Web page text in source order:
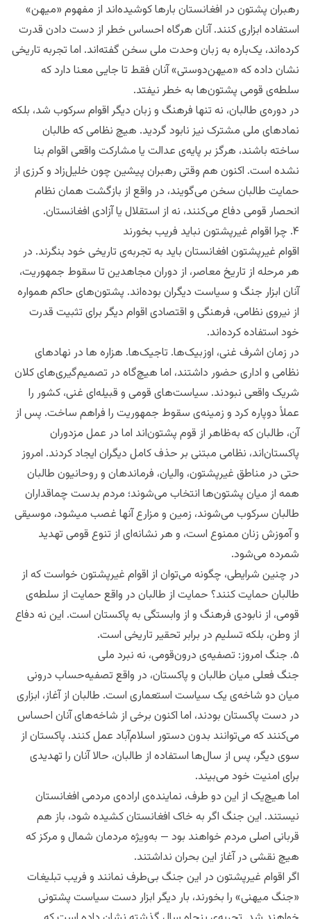
رهبران پشتون در افغانستان بارها کوشیده‌اند از مفهوم «میهن»
استفاده ابزاری کنند. آنان هرگاه احساس خطر از دست دادن قدرت
کرده‌اند، یک‌باره به زبان وحدت ملی سخن گفته‌اند. اما تجربه تاریخی
نشان داده که «میهن‌دوستی» آنان فقط تا جایی معنا دارد که
سلطه‌ی قومی پشتون‌ها به خطر نیفتد.
در دوره‌ی طالبان، نه تنها فرهنگ و زبان دیگر اقوام سرکوب شد، بلکه
نمادهای ملی مشترک نیز نابود گردید. هیچ نظامی که طالبان
ساخته باشند، هرگز بر پایه‌ی عدالت یا مشارکت واقعی اقوام بنا
نشده است. اکنون هم وقتی رهبران پیشین چون خلیل‌زاد و کرزی از
حمایت طالبان سخن می‌گویند، در واقع از بازگشت همان نظام
انحصار قومی دفاع می‌کنند، نه از استقلال یا آزادی افغانستان.
۴. چرا اقوام غیرپشتون نباید فریب بخورند
اقوام غیرپشتون افغانستان باید به تجربه‌ی تاریخی خود بنگرند. در
هر مرحله از تاریخ معاصر، از دوران مجاهدین تا سقوط جمهوریت،
آنان ابزار جنگ و سیاست دیگران بوده‌اند. پشتون‌های حاکم همواره
از نیروی نظامی، فرهنگی و اقتصادی اقوام دیگر برای تثبیت قدرت
خود استفاده کرده‌اند.
در زمان اشرف غنی، اوزبیک‌ها. تاجیک‌ها. هزاره ها در نهادهای
نظامی و اداری حضور داشتند، اما هیچ‌گاه در تصمیم‌گیری‌های کلان
شریک واقعی نبودند. سیاست‌های قومی و قبیله‌ای غنی، کشور را
عملاً دوپاره کرد و زمینه‌ی سقوط جمهوریت را فراهم ساخت. پس از
آن، طالبان که به‌ظاهر از قوم پشتون‌اند اما در عمل مزدوران
پاکستان‌اند، نظامی مبتنی بر حذف کامل دیگران ایجاد کردند. امروز
حتی در مناطق غیرپشتون، والیان، فرماندهان و روحانیون طالبان
همه از میان پشتون‌ها انتخاب می‌شوند؛ مردم بدست چماقداران
طالبان سرکوب می‌شوند، زمین و مزارع آنها غصب میشود، موسیقی
و آموزش زنان ممنوع است، و هر نشانه‌ای از تنوع قومی تهدید
شمرده می‌شود.
در چنین شرایطی، چگونه می‌توان از اقوام غیرپشتون خواست که از
طالبان حمایت کنند؟ حمایت از طالبان در واقع حمایت از سلطه‌ی
قومی، از نابودی فرهنگ و از وابستگی به پاکستان است. این نه دفاع
از وطن، بلکه تسلیم در برابر تحقیر تاریخی است.
۵. جنگ امروز: تصفیه‌ی درون‌قومی، نه نبرد ملی
جنگ فعلی میان طالبان و پاکستان، در واقع تصفیه‌حساب درونی
میان دو شاخه‌ی یک سیاست استعماری است. طالبان از آغاز، ابزاری
در دست پاکستان بودند، اما اکنون برخی از شاخه‌های آنان احساس
می‌کنند که می‌توانند بدون دستور اسلام‌آباد عمل کنند. پاکستان از
سوی دیگر، پس از سال‌ها استفاده از طالبان، حالا آنان را تهدیدی
برای امنیت خود می‌بیند.
اما هیچ‌یک از این دو طرف، نماینده‌ی اراده‌ی مردمی افغانستان
نیستند. این جنگ اگر به خاک افغانستان کشیده شود، باز هم
قربانی اصلی مردم خواهند بود — به‌ویژه مردمان شمال و مرکز که
هیچ نقشی در آغاز این بحران نداشتند.
اگر اقوام غیرپشتون در این جنگ بی‌طرف نمانند و فریب تبلیغات
«جنگ میهنی» را بخورند، بار دیگر ابزار دست سیاست پشتونی